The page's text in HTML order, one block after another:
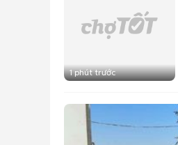
1 phút trước